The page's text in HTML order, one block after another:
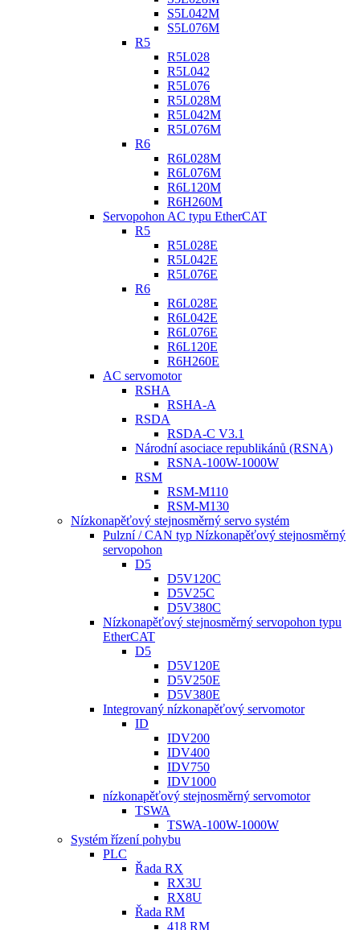
S5L042M
S5L076M
R5
R5L028
R5L042
R5L076
R5L028M
R5L042M
R5L076M
R6
R6L028M
R6L076M
R6L120M
R6H260M
Servopohon AC typu EtherCAT
R5
R5L028E
R5L042E
R5L076E
R6
R6L028E
R6L042E
R6L076E
R6L120E
R6H260E
AC servomotor
RSHA
RSHA-A
RSDA
RSDA-C V3.1
Národní asociace republikánů (RSNA)
RSNA-100W-1000W
RSM
RSM-M110
RSM-M130
Nízkonapěťový stejnosměrný servo systém
Pulzní / CAN typ Nízkonapěťový stejnosměrný
servopohon
D5
D5V120C
D5V25C
D5V380C
Nízkonapěťový stejnosměrný servopohon typu
EtherCAT
D5
D5V120E
D5V250E
D5V380E
Integrovaný nízkonapěťový servomotor
ID
IDV200
IDV400
IDV750
IDV1000
nízkonapěťový stejnosměrný servomotor
TSWA
TSWA-100W-1000W
Systém řízení pohybu
PLC
Řada RX
RX3U
RX8U
Řada RM
418 RM